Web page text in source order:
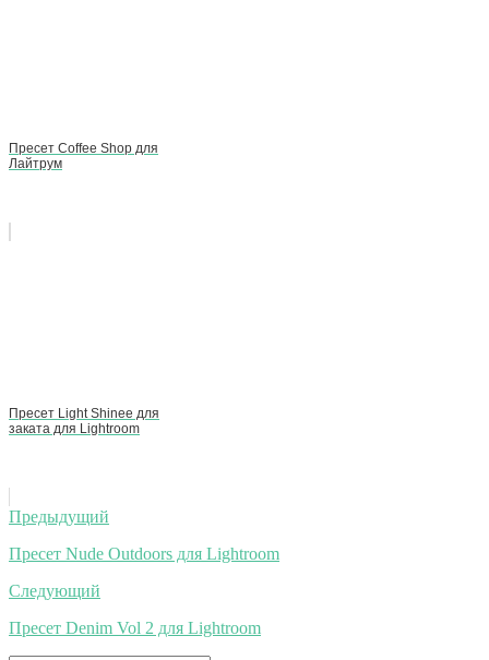
Пресет Coffee Shop для
Лайтрум
Пресет Light Shinee для
заката для Lightroom
Навигация
по
записям
Предыдущий
Пресет Nude Outdoors для Lightroom
Следующий
Пресет Denim Vol 2 для Lightroom